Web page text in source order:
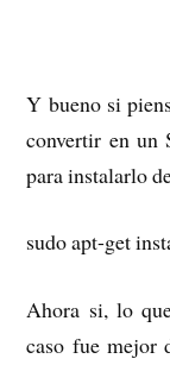
Y bueno si
convertir en un
para instalarlo
sudo apt-get
Ahora si, lo
caso fue mejor